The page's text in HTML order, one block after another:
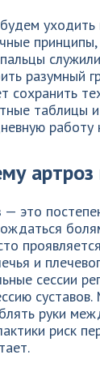
уходить
разумный
сохранить
таблицы
работу
— это
и
сессии
руки
риск